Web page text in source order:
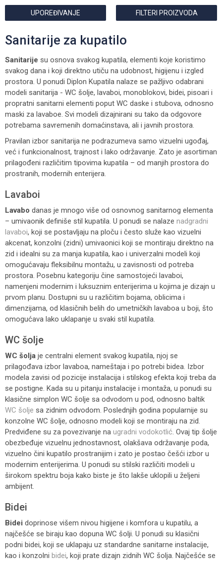
UPOREĐIVANJE FILTERI PROIZVODA
Sanitarije za kupatilo
Sanitarije su osnova svakog kupatila, elementi koje koristimo
svakog dana i koji direktno utiču na udobnost, higijenu i izgled
prostora. U ponudi Diplon Kupatila nalaze se pažljivo odabrani
modeli sanitarija - WC šolje, lavaboi, monoblokovi, bidei, pisoari i
propratni sanitarni elementi poput WC daske i stubova, odnosno
maski za lavaboe. Svi modeli dizajnirani su tako da odgovore
potrebama savremenih domaćinstava, ali i javnih prostora.
Pravilan izbor sanitarija ne podrazumeva samo vizuelni ugođaj,
već i funkcionalnost, trajnost i lako održavanje. Zato je asortiman
prilagođeni različitim tipovima kupatila – od manjih prostora do
prostranih, modernih enterijera.
Lavaboi
Lavabo danas je mnogo više od osnovnog sanitarnog elementa
– umivaonik definiše stil kupatila. U ponudi se nalaze nadgradni
lavaboi, koji se postavljaju na ploču i često služe kao vizuelni
akcenat, konzolni (zidni) umivaonici koji se montiraju direktno na
zid i idealni su za manja kupatila, kao i univerzalni modeli koji
omogućavaju fleksibilnu montažu, u zavisnosti od potreba
prostora. Posebnu kategoriju čine samostojeći lavaboi,
namenjeni modernim i luksuznim enterijerima u kojima je dizajn u
prvom planu. Dostupni su u različitim bojama, oblicima i
dimenzijama, od klasičnih belih do umetničkih lavaboa u boji, što
omogućava lako uklapanje u svaki stil kupatila.
WC šolje
WC šolja je centralni element svakog kupatila, njoj se
prilagođava izbor lavaboa, nameštaja i po potrebi bidea. Izbor
modela zavisi od pozicije instalacija i stilskog efekta koji treba da
se postigne. Kada su u pitanju instalacije i montaža, u ponudi su
klasične simplon WC šolje sa odvodom u pod, odnosno baltik
WC šolje sa zidnim odvodom. Poslednjih godina popularnije su
konzolne WC šolje, odnosno modeli koji se montiraju na zid.
Predviđene su za povezivanje na ugradni vodokotlić. Ovaj tip šolje
obezbeđuje vizuelnu jednostavnost, olakšava održavanje poda,
vizuelno čini kupatilo prostranijim i zato je postao češći izbor u
modernim enterijerima. U ponudi su stilski različiti modeli u
širokom spektru boja kako biste je što lakše uklopili u željeni
ambijent.
Bidei
Bidei doprinose višem nivou higijene i komfora u kupatilu, a
najčešće se biraju kao dopuna WC šolji. U ponudi su klasični
podni bidei, koji se uklapaju uz standardne sanitarne instalacije,
kao i konzolni bidei, koji prate dizajn zidnih WC šolja. Najčešće se